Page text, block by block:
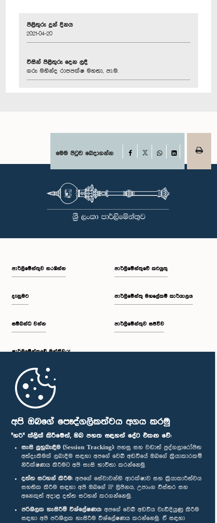
අපි ඔබගේ පෞද්ගලිකත්වය අගය කරමු
"හරි" ක්ලික් කිරීමෙන්, ඔබ පහත සඳහන් දේට එකඟ වේ:
සැසි ලුහුබැඳීම (Session Tracking): පහසු සහ වඩාත් පුද්ගලාරෝපිත
අත්දැකීමක් ලබාදීම සඳහා අපගේ වෙබ් අඩවියේ ඔබගේ ක්‍රියාකාරකම්
නිරීක්ෂණය කිරීමට අපි සැසි භාවිතා කරන්නෙමු.
දත්ත සටහන් කිරීම: අපගේ සේවාවන්හි ආරක්ෂාව සහ ක්‍රියාකාරීත්වය
සහතික කිරීම සඳහා අපි ඔබගේ IP ලිපිනය, උපාංග විස්තර සහ
අනෙකුත් අදාළ දත්ත සටහන් කරගන්නෙමු.
පරිශීලක හැසිරීම් විශ්ලේෂණය: අපගේ වෙබ් අඩවිය වැඩිදියුණු කිරීම
සඳහා අපි පරිශීලක හැසිරීම විශ්ලේෂණය කරන්නෙමු. ඒ සඳහා
පිළිතුරු දුන් දිනය
2021-04-20
විසින් පිළිතුරු දෙන ලදී
ගරු මහින්ද රාජපක්ෂ මහතා, පා.ම.
මෙම පිටුව බෙදාගන්න Facebook
WhatsAppLinkedIn
පාර්ලි‌මේන්තුව නරඹන්න
දැනුමට
සම්බන්ධ වන්න
පාර්ලි‌මේන්තුවේ මන්ත්‍රීවරු
මුල් පිටුව
පාර්ලිමේන්තුවේ කටයුතු
පාර්ලිමේන්තු මහලේකම් කාර්යාලය
පාර්ලිමේන්තුව සජීවීව
පාර්ලිමේන්තු ජංගම යෙදුම
අප හා සම්බන්ධ වී සිටින්න :
සම්මාන